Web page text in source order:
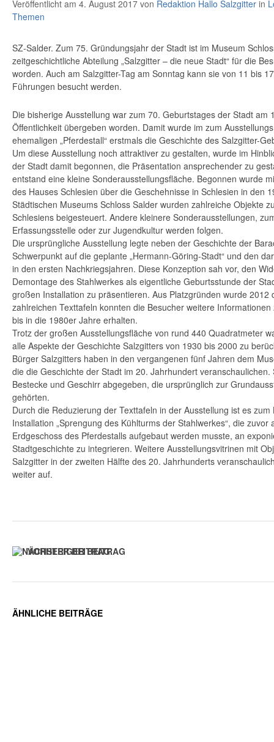
Veröffentlicht am 4. August 2017 von Redaktion Hallo Salzgitter in
Themen
SZ-Salder. Zum 75. Gründungsjahr der Stadt ist im Museum
zeitgeschichtliche Abteilung „Salzgitter – die neue Stadt“ für die
worden. Auch am Salzgitter-Tag am Sonntag kann sie von 11 bis
Führungen besucht werden.
Die bisherige Ausstellung war zum 70. Geburtstages der Stadt am
Öffentlichkeit übergeben worden. Damit wurde im zum
ehemaligen „Pferdestall“ erstmals die Geschichte des Salzgitter-
Um diese Ausstellung noch attraktiver zu gestalten, wurde im
der Stadt damit begonnen, die Präsentation ansprechender zu
entstand eine kleine Sonderausstellungsfläche. Begonnen wurde
des Hauses Schlesien über die Geschehnisse in Schlesien in den
Städtischen Museums Schloss Salder wurden zahlreiche Objekte
Schlesiens beigesteuert. Andere kleinere Sonderausstellungen,
Erfassungsstelle oder zur Jugendkultur werden folgen.
Die ursprüngliche Ausstellung legte neben der Geschichte der
Schwerpunkt auf die geplante „Hermann-Göring-Stadt“ und den
in den ersten Nachkriegsjahren. Diese Konzeption sah vor, den
Demontage des Stahlwerkes als eigentliche Geburtsstunde der
großen Installation zu präsentieren. Aus Platzgründen wurde 2012
zahlreichen Texttafeln konnten die Besucher weitere
bis in die 1980er Jahre erhalten.
Trotz der großen Ausstellungsfläche von rund 440 Quadratmeter
alle Aspekte der Geschichte Salzgitters von 1930 bis 2000 zu
Bürger Salzgitters haben in den vergangenen fünf Jahren dem
die die Geschichte der Stadt im 20. Jahrhundert
Bestecke und Geschirr abgegeben, die ursprünglich zur
gehörten.
Durch die Reduzierung der Texttafeln in der Ausstellung ist es
Installation „Sprengung des Kühlturms der Stahlwerkes“, die zuvor
Erdgeschoss des Pferdestalls aufgebaut werden musste, an
Stadtgeschichte zu integrieren. Weitere Ausstellungsvitrinen mit
Salzgitter in der zweiten Hälfte des 20. Jahrhunderts
weiter auf.
VORHERIGER BEITRAG
ÄHNLICHE BEITRÄGE